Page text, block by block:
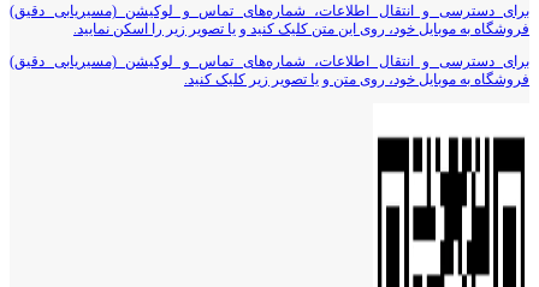
برای دسترسی و انتقال اطلاعات، شماره‌های تماس و لوکیشن (مسیریابی دقیق)
فروشگاه به موبایل خود، روی این متن کلیک کنید و یا تصویر زیر را اسکن نمایید.
برای دسترسی و انتقال اطلاعات، شماره‌های تماس و لوکیشن (مسیریابی دقیق)
فروشگاه به موبایل خود، روی متن و یا تصویر زیر کلیک کنید.